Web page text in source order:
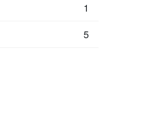
1
5